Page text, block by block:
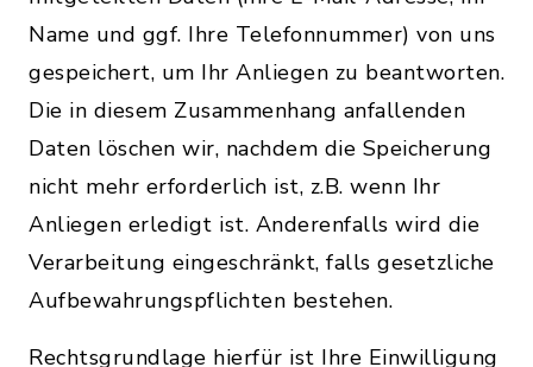
Name und ggf. Ihre Telefonnummer) von uns
gespeichert, um Ihr Anliegen zu beantworten.
Die in diesem Zusammenhang anfallenden
Daten löschen wir, nachdem die Speicherung
nicht mehr erforderlich ist, z.B. wenn Ihr
Anliegen erledigt ist. Anderenfalls wird die
Verarbeitung eingeschränkt, falls gesetzliche
Aufbewahrungspflichten bestehen.
Rechtsgrundlage hierfür ist Ihre Einwilligung